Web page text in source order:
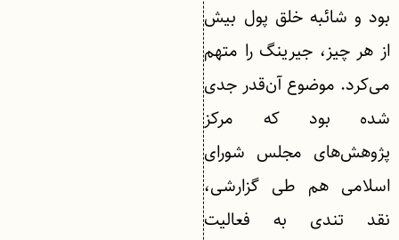
بود و شائبه خلق پول بیش
از هر چیز، جیرینگ را متهم
می‌کرد. موضوع آن‌قدر جدی
شده بود که مرکز
پژوهش‌های مجلس شورای
اسلامی هم طی گزارشی،
نقد تندی به فعالیت